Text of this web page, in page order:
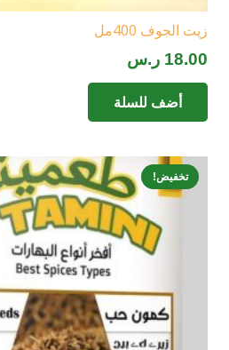
زيت الجوف 400مل
18.00 ر.س
أضف للسلة
تخفيض!